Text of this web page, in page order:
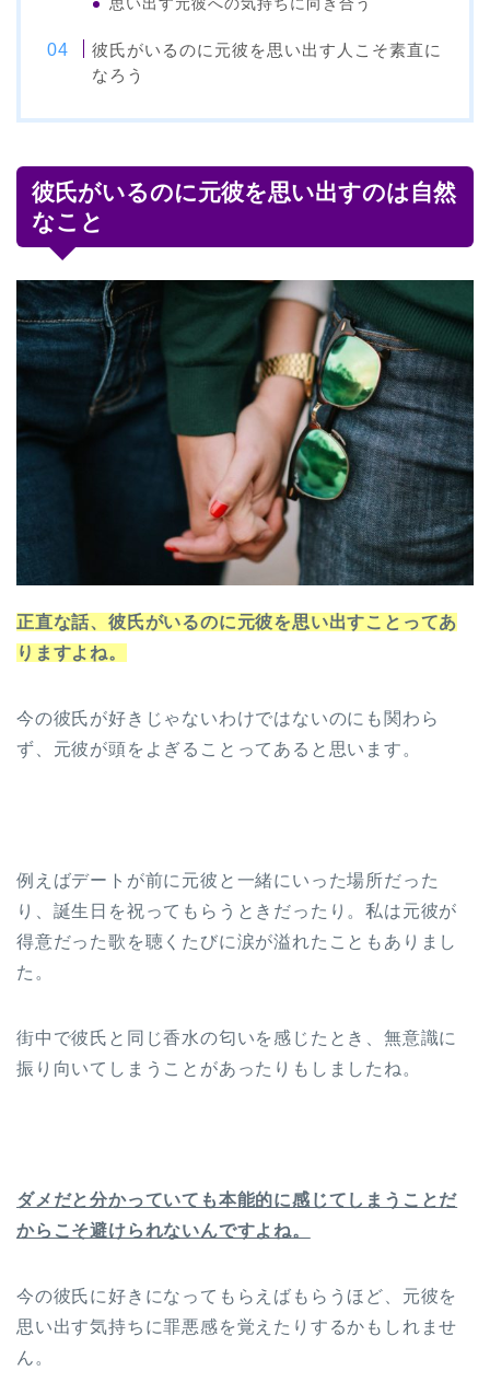
思い出す元彼への気持ちに向き合う
彼氏がいるのに元彼を思い出す人こそ素直に
なろう
彼氏がいるのに元彼を思い出すのは自然
なこと
正直な話、彼氏がいるのに元彼を思い出すことってあ
りますよね。
今の彼氏が好きじゃないわけではないのにも関わら
ず、元彼が頭をよぎることってあると思います。
例えばデートが前に元彼と一緒にいった場所だった
り、誕生日を祝ってもらうときだったり。私は元彼が
得意だった歌を聴くたびに涙が溢れたこともありまし
た。
街中で彼氏と同じ香水の匂いを感じたとき、無意識に
振り向いてしまうことがあったりもしましたね。
ダメだと分かっていても本能的に感じてしまうことだ
からこそ避けられないんですよね。
今の彼氏に好きになってもらえばもらうほど、元彼を
思い出す気持ちに罪悪感を覚えたりするかもしれませ
ん。